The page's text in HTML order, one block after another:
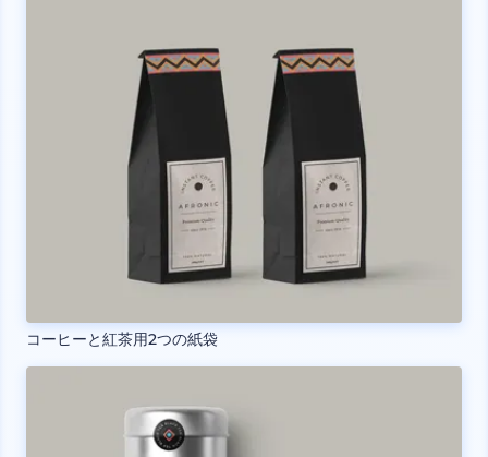
コーヒーと紅茶用2つの紙袋